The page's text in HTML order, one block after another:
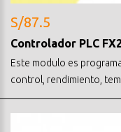
S/87.5
Controlador PLC
Este modulo es
control, rendimiento,